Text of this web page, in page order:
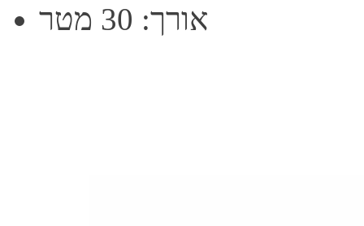
אורך: 30 מטר